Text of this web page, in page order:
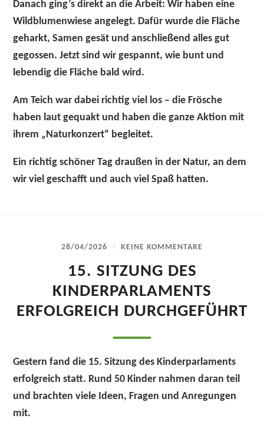
Danach ging’s direkt an die Arbeit: Wir haben eine
Wildblumenwiese angelegt. Dafür wurde die Fläche
geharkt, Samen gesät und anschließend alles gut
gegossen. Jetzt sind wir gespannt, wie bunt und
lebendig die Fläche bald wird.
Am Teich war dabei richtig viel los – die Frösche
haben laut gequakt und haben die ganze Aktion mit
ihrem „Naturkonzert“ begleitet.
Ein richtig schöner Tag draußen in der Natur, an dem
wir viel geschafft und auch viel Spaß hatten.
28/04/2026 / KEINE KOMMENTARE
15. SITZUNG DES
KINDERPARLAMENTS
ERFOLGREICH DURCHGEFÜHRT
Gestern fand die 15. Sitzung des Kinderparlaments
erfolgreich statt. Rund 50 Kinder nahmen daran teil
und brachten viele Ideen, Fragen und Anregungen
mit.